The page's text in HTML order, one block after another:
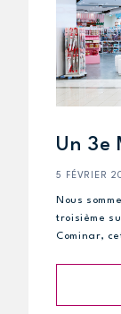
Un 3e
5 FÉVRIER
Nous
troisième
Cominar,